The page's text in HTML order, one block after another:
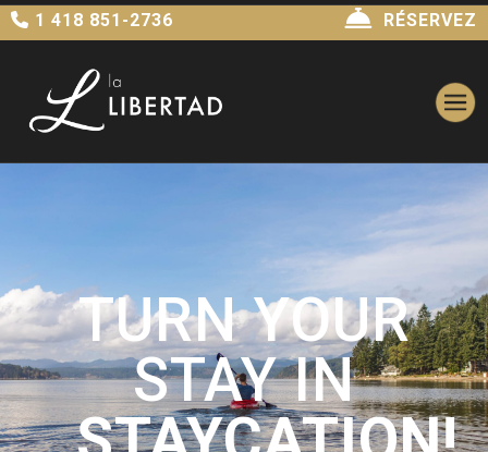
1 418 851-2736 RÉSERVEZ
TURN YOUR
STAY IN